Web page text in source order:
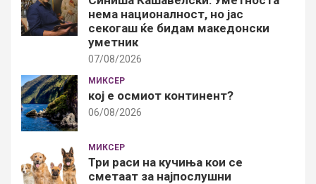
нема националност, но јас
секогаш ќе бидам македонски
уметник
07/08/2026
МИКСЕР
кој е осмиот континент?
06/08/2026
МИКСЕР
Три раси на кучиња кои се
сметаат за најпослушни